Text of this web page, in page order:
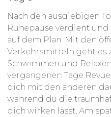
Nach den ausgiebigen
Ruhepause verdient
auf dem Plan. Mit den
Verkehrsmitteln geht es
Schwimmen und
vergangenen Tage
dich mit den anderen
während du die
dich wirken lässt. Am